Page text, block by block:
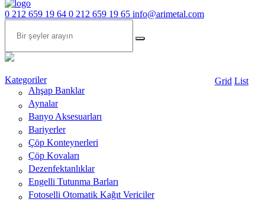
0 212 659 19 64 0 212 659 19 65 info@arimetal.com
Kategoriler
Ahşap Banklar
Aynalar
Banyo Aksesuarları
Bariyerler
Çöp Konteynerleri
Çöp Kovaları
Dezenfektanlıklar
Engelli Tutunma Barları
Fotoselli Otomatik Kağıt Vericiler
Grid List